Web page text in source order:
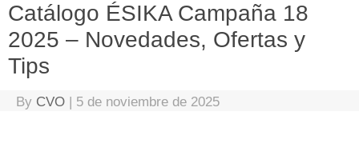
Catálogo ÉSIKA Campaña 18
2025 – Novedades, Ofertas y
Tips
By CVO | 5 de noviembre de 2025